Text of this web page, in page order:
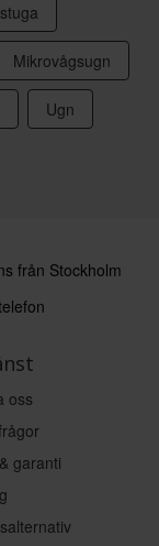
Mikrovågsugn
Ugn
från Stockholm
oss
garanti